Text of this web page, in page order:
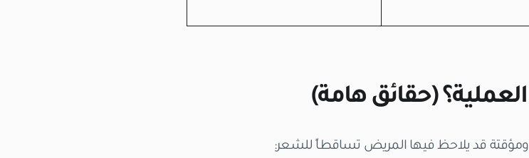
(حقائق هامة)
ومؤقتة قد يلاحظ فيها المريض تساقطاً للشعر: